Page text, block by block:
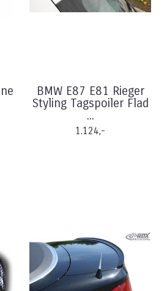
BMW E87 E81 Rieger
Styling Tagspoiler Flad
...
1.124,-